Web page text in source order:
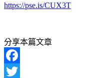
https://pse.is/CUX3T​
分享本篇文章
Facebook